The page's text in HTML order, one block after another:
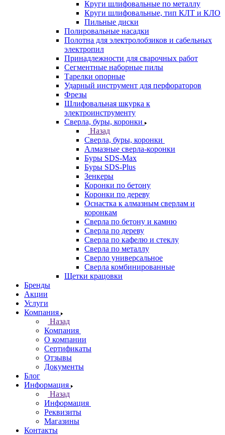
Круги шлифовальные по металлу
Круги шлифовальные, тип КЛТ и КЛО
Пильные диски
Полировальные насадки
Полотна для электролобзиков и сабельных
электропил
Принадлежности для сварочных работ
Сегментные наборные пилы
Тарелки опорные
Ударный инструмент для перфораторов
Фрезы
Шлифовальная шкурка к
электроинструменту
Сверла, буры, коронки
Назад
Сверла, буры, коронки
Алмазные сверла-коронки
Буры SDS-Max
Буры SDS-Plus
Зенкеры
Коронки по бетону
Коронки по дереву
Оснастка к алмазным сверлам и
коронкам
Сверла по бетону и камню
Сверла по дереву
Сверла по кафелю и стеклу
Сверла по металлу
Сверло универсальное
Сверла комбинированные
Щетки крацовки
Бренды
Акции
Услуги
Компания
Назад
Компания
О компании
Сертификаты
Отзывы
Документы
Блог
Информация
Назад
Информация
Реквизиты
Магазины
Контакты